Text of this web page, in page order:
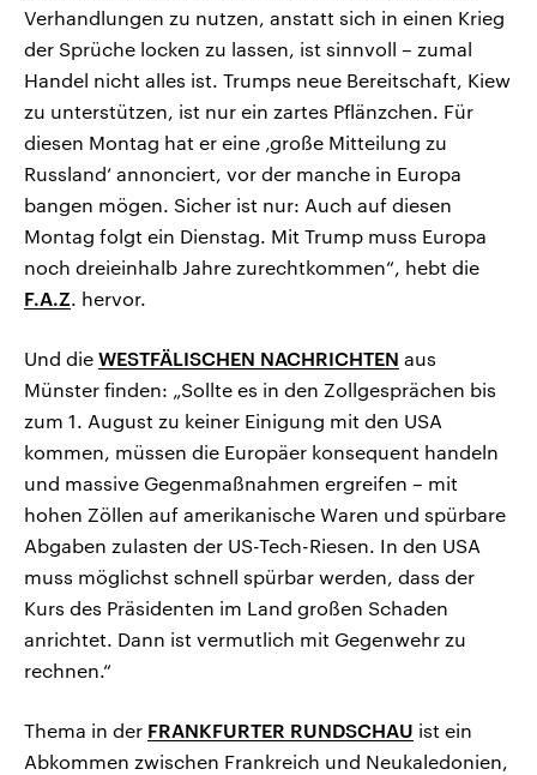
Verhandlungen zu nutzen, anstatt sich in einen Krieg
der Sprüche locken zu lassen, ist sinnvoll – zumal
Handel nicht alles ist. Trumps neue Bereitschaft, Kiew
zu unterstützen, ist nur ein zartes Pflänzchen. Für
diesen Montag hat er eine ‚große Mitteilung zu
Russland‘ annonciert, vor der manche in Europa
bangen mögen. Sicher ist nur: Auch auf diesen
Montag folgt ein Dienstag. Mit Trump muss Europa
noch dreieinhalb Jahre zurechtkommen“, hebt die
F.A.Z. hervor.
Und die WESTFÄLISCHEN NACHRICHTEN aus
Münster finden: „Sollte es in den Zollgesprächen bis
zum 1. August zu keiner Einigung mit den USA
kommen, müssen die Europäer konsequent handeln
und massive Gegenmaßnahmen ergreifen – mit
hohen Zöllen auf amerikanische Waren und spürbare
Abgaben zulasten der US-Tech-Riesen. In den USA
muss möglichst schnell spürbar werden, dass der
Kurs des Präsidenten im Land großen Schaden
anrichtet. Dann ist vermutlich mit Gegenwehr zu
rechnen.“
Thema in der FRANKFURTER RUNDSCHAU ist ein
Abkommen zwischen Frankreich und Neukaledonien,